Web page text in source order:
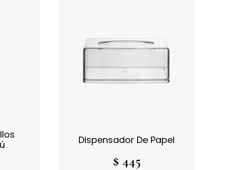
Dispensador De Papel
$ 445